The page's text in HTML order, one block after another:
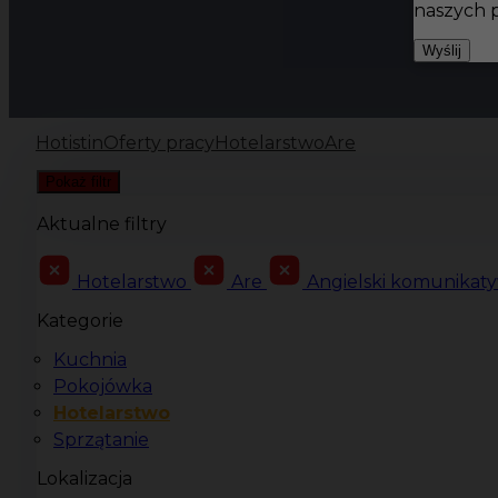
HotistinOferty pracy HotelarstwoAre
Pokaż filtr
Aktualne filtry
Hotelarstwo Are
Angielski
Kategorie
Kuchnia
Pokojówka
Hotelarstwo
Sprzątanie
Lokalizacja
naszych
Wyślij